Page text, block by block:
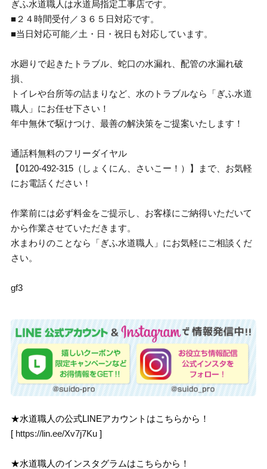
ぎふ水道職人は水道局指定工事店です。
■２４時間受付／３６５日対応です。
■当日対応可能／土・日・祝日も対応しています。
水廻りで起きたトラブル、蛇口の水漏れ、配管の水漏れ破
損、
トイレや台所等の詰まりなど、水のトラブルなら「ぎふ水道
職人」にお任せ下さい！
年中無休で駆けつけ、最善の解決策をご提案いたします！
通話料無料のフリーダイヤル
【0120-492-315（しょくにん、さいこー！）】まで、お気軽
にお電話ください！
作業前には必ず料金をご提示し、お客様にご納得いただいて
から作業させていただきます。
水まわりのことなら「ぎふ水道職人」にお気軽にご相談くだ
さい。
gf3
★水道職人の公式LINEアカウントはこちらから！
[ https://lin.ee/Xv7j7Ku ]
★水道職人のインスタグラムはこちらから！